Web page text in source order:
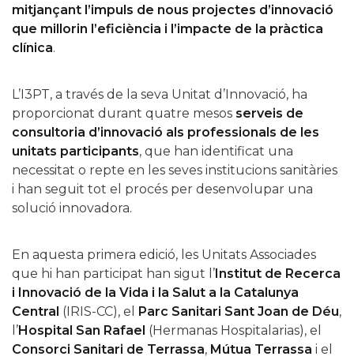
mitjançant l’impuls de nous projectes d’innovació
que millorin l’eficiència i l’impacte de la pràctica
clínica.
L’I3PT, a través de la seva Unitat d’Innovació, ha
proporcionat durant quatre mesos serveis de
consultoria d’innovació als professionals de les
unitats participants, que han identificat una
necessitat o repte en les seves institucions sanitàries
i han seguit tot el procés per desenvolupar una
solució innovadora.
En aquesta primera edició, les Unitats Associades
que hi han participat han sigut l’ Institut de Recerca
i Innovació de la Vida i la Salut a la Catalunya
Central (IRIS-CC), el Parc Sanitari Sant Joan de Déu,
l’Hospital San Rafael (Hermanas Hospitalarias), el
Consorci Sanitari de Terrassa, Mútua Terrassa i el